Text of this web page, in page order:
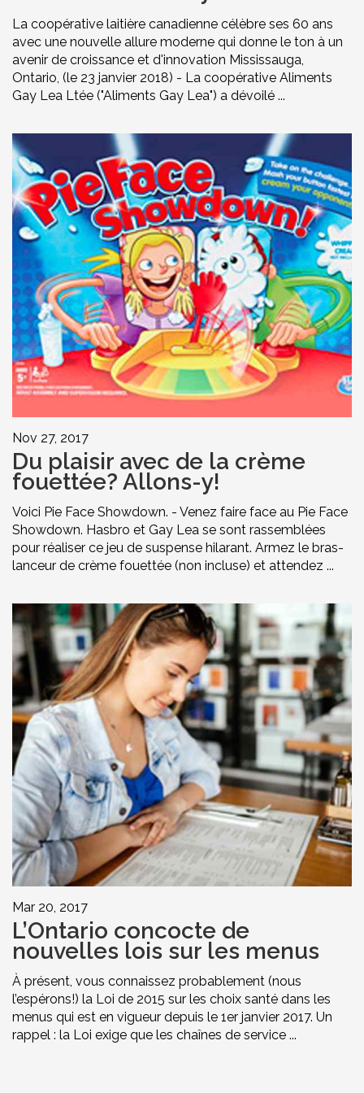
La coopérative laitière canadienne célèbre ses 60 ans
avec une nouvelle allure moderne qui donne le ton à un
avenir de croissance et d'innovation Mississauga,
Ontario, (le 23 janvier 2018) - La coopérative Aliments
Gay Lea Ltée ("Aliments Gay Lea") a dévoilé ...
Nov 27, 2017
Du plaisir avec de la crème
fouettée? Allons-y!
Voici Pie Face Showdown. - Venez faire face au Pie Face
Showdown. Hasbro et Gay Lea se sont rassemblées
pour réaliser ce jeu de suspense hilarant. Armez le bras-
lanceur de crème fouettée (non incluse) et attendez ...
Mar 20, 2017
L’Ontario concocte de
nouvelles lois sur les menus
À présent, vous connaissez probablement (nous
l’espérons!) la Loi de 2015 sur les choix santé dans les
menus qui est en vigueur depuis le 1er janvier 2017. Un
rappel : la Loi exige que les chaînes de service ...